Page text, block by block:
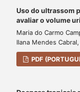
Uso do ultrassom
avaliar o volume
Maria do Carmo
Ilana Mendes
PDF